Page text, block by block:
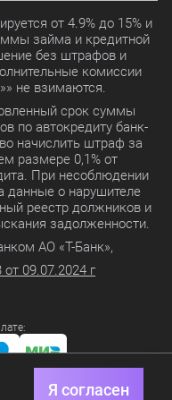
от 4.9% до 15% и
займа и кредитной
без штрафов и
комиссии
не взимаются.
срок суммы
по автокредиту банк-
начислить штраф за
размере 0,1% от
При несоблюдении
данные о нарушителе
реестр должников и
задолженности.
АО «Т-Банк»,
09.07.2024 г
персональных данных
Я согласен